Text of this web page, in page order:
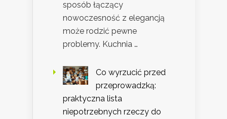
sposób łączący
nowoczesność z elegancją
może rodzić pewne
problemy. Kuchnia …
Co wyrzucić przed
przeprowadzką:
praktyczna lista
niepotrzebnych rzeczy do